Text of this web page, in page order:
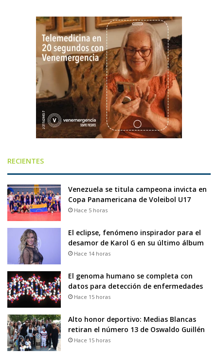
RECIENTES
Venezuela se titula campeona invicta en
Copa Panamericana de Voleibol U17
Hace 5 horas
El eclipse, fenómeno inspirador para el
desamor de Karol G en su último álbum
Hace 14 horas
El genoma humano se completa con
datos para detección de enfermedades
Hace 15 horas
Alto honor deportivo: Medias Blancas
retiran el número 13 de Oswaldo Guillén
Hace 15 horas